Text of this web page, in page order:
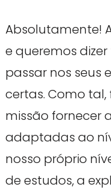
Absolutamente!
e queremos
passar nos seus
certas. Como
missão fornecer
adaptadas ao
nosso próprio
de estudos, a